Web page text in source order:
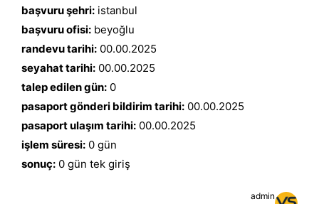
başvuru şehri: istanbul
başvuru ofisi: beyoğlu
randevu tarihi: 00.00.2025
seyahat tarihi: 00.00.2025
talep edilen gün: 0
pasaport gönderi bildirim tarihi: 00.00.2025
pasaport ulaşım tarihi: 00.00.2025
işlem süresi: 0 gün
sonuç: 0 gün tek giriş
admin